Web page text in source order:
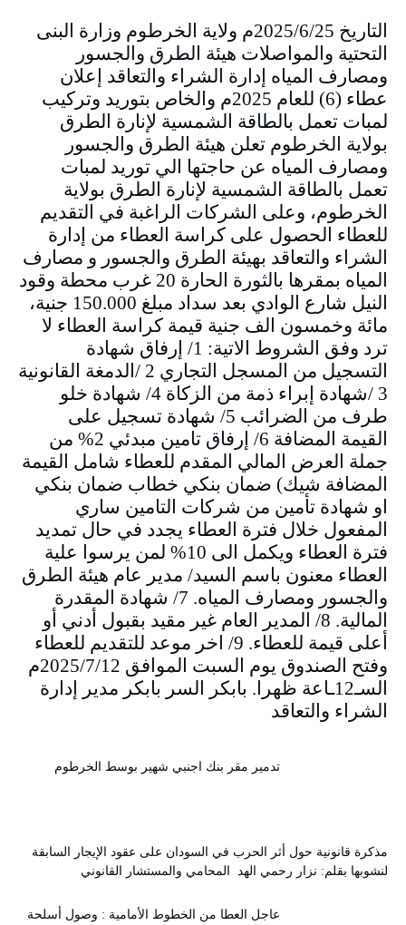
التاريخ 2025/6/25م ولاية الخرطوم وزارة البنى
التحتية والمواصلات هيئة الطرق والجسور
ومصارف المياه إدارة الشراء والتعاقد إعلان
عطاء (6) للعام 2025م والخاص بتوريد وتركيب
لمبات تعمل بالطاقة الشمسية لإنارة الطرق
بولاية الخرطوم تعلن هيئة الطرق والجسور
ومصارف المياه عن حاجتها الي توريد لمبات
تعمل بالطاقة الشمسية لإنارة الطرق بولاية
الخرطوم، وعلى الشركات الراغبة في التقديم
للعطاء الحصول على كراسة العطاء من إدارة
الشراء والتعاقد بهيئة الطرق والجسور و مصارف
المياه بمقرها بالثورة الحارة 20 غرب محطة وقود
النيل شارع الوادي بعد سداد مبلغ 150.000 جنية،
مائة وخمسون الف جنية قيمة كراسة العطاء لا
ترد وفق الشروط الاتية: 1/ إرفاق شهادة
التسجيل من المسجل التجاري 2 /الدمغة القانونية
3 /شهادة إبراء ذمة من الزكاة 4/ شهادة خلو
طرف من الضرائب 5/ شهادة تسجيل على
القيمة المضافة 6/ إرفاق تامين مبدئي 2% من
جملة العرض المالي المقدم للعطاء شامل القيمة
المضافة شيك) ضمان بنكي خطاب ضمان بنكي
او شهادة تأمين من شركات التامين ساري
المفعول خلال فترة العطاء يجدد في حال تمديد
فترة العطاء ويكمل الى 10% لمن يرسوا علية
العطاء معنون باسم السيد/ مدير عام هيئة الطرق
والجسور ومصارف المياه. 7/ شهادة المقدرة
المالية. 8/ المدير العام غير مقيد بقبول أدني أو
أعلى قيمة للعطاء. 9/ اخر موعد للتقديم للعطاء
وفتح الصندوق يوم السبت الموافق 2025/7/12م
السـ12ـاعة ظهرا. بابكر السر بابكر مدير إدارة
الشراء والتعاقد
تدمير مقر بنك اجنبي شهير بوسط الخرطوم
مذكرة قانونية حول أثر الحرب في السودان على عقود الإيجار السابقة
لنشوبها بقلم: نزار رحمي الهد المحامي والمستشار القانوني
عاجل العطا من الخطوط الأمامية : وصول أسلحة